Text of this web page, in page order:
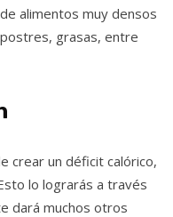
alimentos muy densos
grasas, entre
crear un déficit calórico,
lo lograrás a través
dará muchos otros